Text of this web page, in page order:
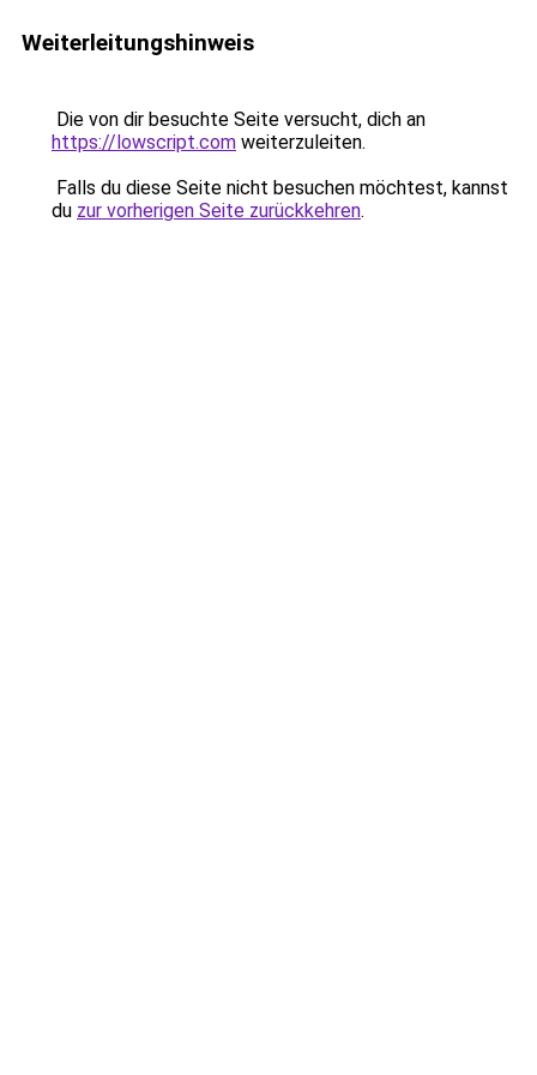
Weiterleitungshinweis
Die von dir besuchte Seite versucht, dich an
https://lowscript.com weiterzuleiten.
Falls du diese Seite nicht besuchen möchtest, kannst
du zur vorherigen Seite zurückkehren.